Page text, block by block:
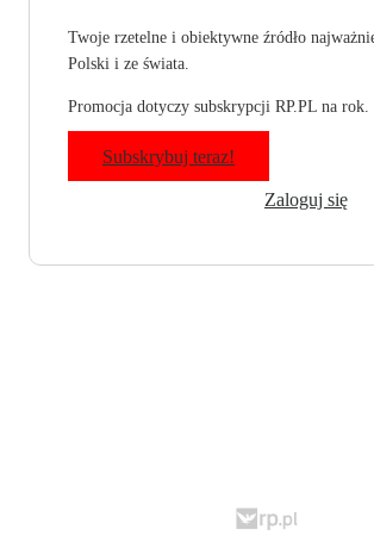
Twoje rzetelne i obiektywne źródło
Polski i ze świata.
Promocja dotyczy subskrypcji RP.PL na rok.
Subskrybuj teraz!
Zaloguj się